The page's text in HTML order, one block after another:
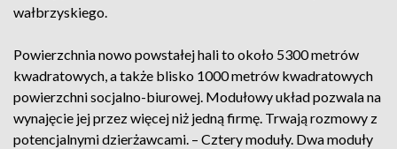
wałbrzyskiego.
Powierzchnia nowo powstałej hali to około 5300 metrów
kwadratowych, a także blisko 1000 metrów kwadratowych
powierzchni socjalno-biurowej. Modułowy układ pozwala na
wynajęcie jej przez więcej niż jedną firmę. Trwają rozmowy z
potencjalnymi dzierżawcami. – Cztery moduły. Dwa moduły